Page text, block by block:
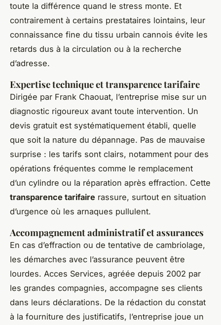
toute la différence quand le stress monte. Et
contrairement à certains prestataires lointains, leur
connaissance fine du tissu urbain cannois évite les
retards dus à la circulation ou à la recherche
d’adresse.
Expertise technique et transparence tarifaire
Dirigée par Frank Chaouat, l’entreprise mise sur un
diagnostic rigoureux avant toute intervention. Un
devis gratuit est systématiquement établi, quelle
que soit la nature du dépannage. Pas de mauvaise
surprise : les tarifs sont clairs, notamment pour des
opérations fréquentes comme le remplacement
d’un cylindre ou la réparation après effraction. Cette
transparence tarifaire rassure, surtout en situation
d’urgence où les arnaques pullulent.
Accompagnement administratif et assurances
En cas d’effraction ou de tentative de cambriolage,
les démarches avec l’assurance peuvent être
lourdes. Acces Services, agréée depuis 2002 par
les grandes compagnies, accompagne ses clients
dans leurs déclarations. De la rédaction du constat
à la fourniture des justificatifs, l’entreprise joue un